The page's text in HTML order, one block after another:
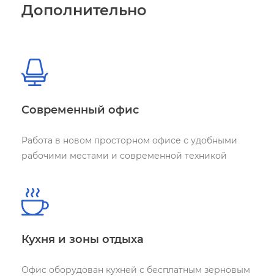
Дополнительно
Современный офис
Работа в новом просторном офисе с удобными
рабочими местами и современной техникой
Кухня и зоны отдыха
Офис оборудован кухней с бесплатным зерновым